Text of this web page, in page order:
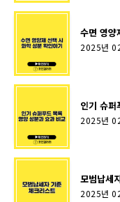
수면 영양
2025년
인기 슈
2025년
모범납세
2025년